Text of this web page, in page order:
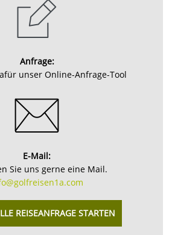
Anfrage:
unser Online-Anfrage-Tool
E-Mail:
Sie uns gerne eine Mail.
REISEANFRAGE STARTEN